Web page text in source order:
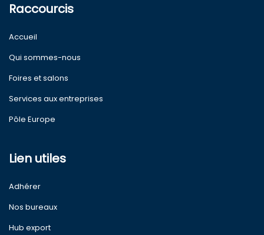
Raccourcis
Accueil
Qui sommes-nous
Foires et salons
Services aux entreprises
Pôle Europe
Lien utiles
Adhérer
Nos bureaux
Hub export